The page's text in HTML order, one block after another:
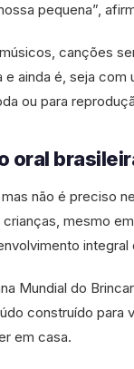
pequena”,
canções
ainda é, seja
ou para
oral
não é preciso
mesmo
integral
Mundial do
construído para
em casa.